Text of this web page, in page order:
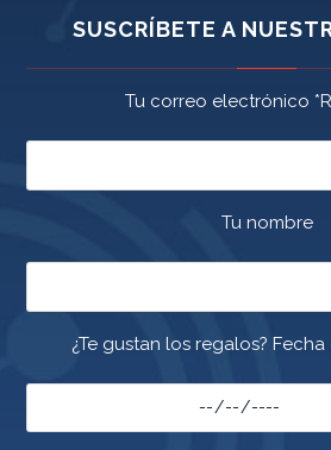
SUSCRÍBETE A
Tu correo electrónico
Tu nombre
¿Te gustan los regalos?